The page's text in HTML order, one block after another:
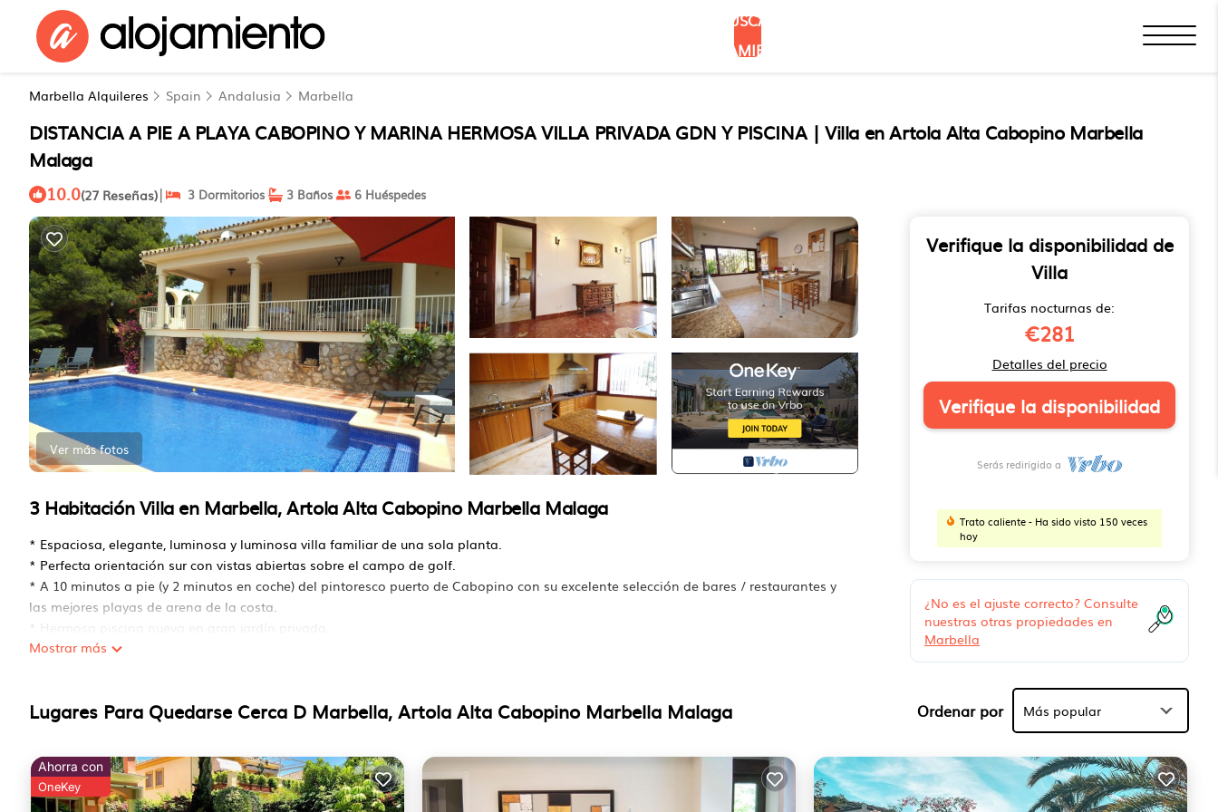
BUSCAR
ALOJAMIENTOS
Marbella Alquileres Spain Andalusia Marbella
DISTANCIA A PIE A PLAYA CABOPINO Y MARINA HERMOSA VILLA PRIVADA GDN Y PISCINA | Villa en Artola Alta Cabopino Marbella
Malaga
10.0(27 Reseñas)| 3 Dormitorios 3 Baños 6 Huéspedes
Ver más fotos
3 Habitación Villa en Marbella, Artola Alta Cabopino Marbella Malaga
* Espaciosa, elegante, luminosa y luminosa villa familiar de una sola planta.
* Perfecta orientación sur con vistas abiertas sobre el campo de golf.
* A 10 minutos a pie (y 2 minutos en coche) del pintoresco puerto de Cabopino con su excelente selección de bares / restaurantes y
las mejores playas de arena de la costa.
* Hermosa piscina nueva en gran jardín privado.
* Enorme terraza con orientación sur oeste abierta / cubierta con vistas a la piscina y al campo de golf.
* Amplia cocina moderna totalmente equipada.
* Gran cuarto de servicio independiente.
* Varios restaurantes a solo 5/8 minutos a pie.
Mostrar más
Verifique la disponibilidad de
Villa
Tarifas nocturnas de:
€281
Detalles del precio
Verifique la disponibilidad
Serás redirigido a
Trato caliente - Ha sido visto 150 veces
hoy
¿No es el ajuste correcto? Consulte
nuestras otras propiedades en
Marbella
Lugares Para Quedarse Cerca D Marbella, Artola Alta Cabopino Marbella Malaga Ordenar por Más popular
Ahorra con
OneKey